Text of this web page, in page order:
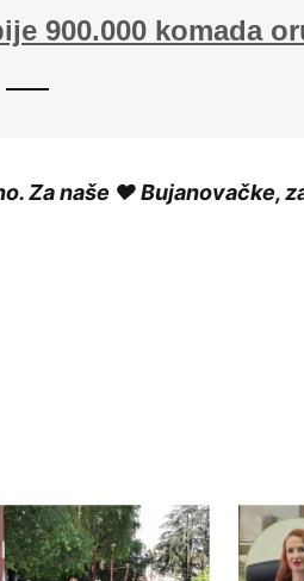
900.000 komada
Za naše ❤️ Bujanovačke,